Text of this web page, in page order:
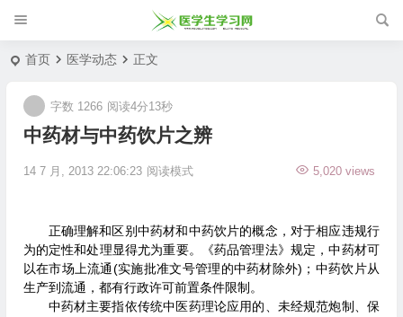
首页 医学动态 正文
中药材与中药饮片之辨
14 7 月, 2013 22:06:23 5,020 views
字数 1266 阅读4分13秒
阅读模式
正确理解和区别中药材和中药饮片的概念，对于相应违规行
为的定性和处理显得尤为重要。《药品管理法》规定，中药材可
以在市场上流通(实施批准文号管理的中药材除外)；中药饮片从
生产到流通，都有行政许可前置条件限制。
中药材主要指依传统中医药理论应用的、未经规范炮制、保